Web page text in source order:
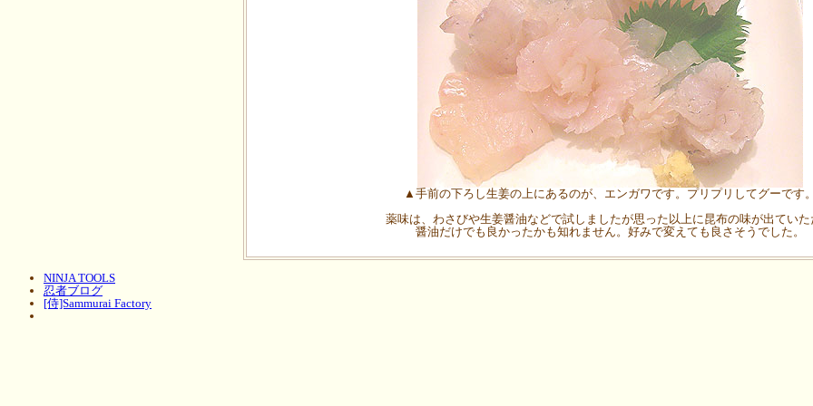
▲手前の下ろし生姜の上にあるのが、エンガワです。プリプリしてグーです
薬味は、わさびや生姜醤油などで試しましたが思った以上に昆布の味が出ていた
醤油だけでも良かったかも知れません。好みで変えても良さそうでした。
NINJA TOOLS
忍者ブログ
[侍]Sammurai Factory